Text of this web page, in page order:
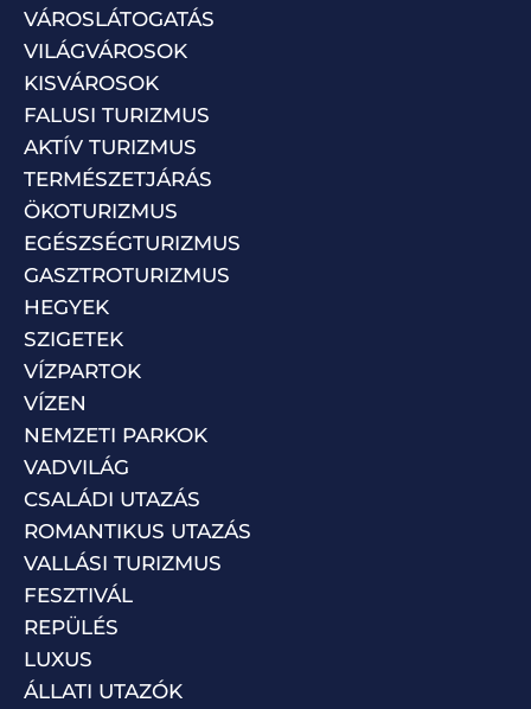
VÁROSLÁTOGATÁS
VILÁGVÁROSOK
KISVÁROSOK
FALUSI TURIZMUS
AKTÍV TURIZMUS
TERMÉSZETJÁRÁS
ÖKOTURIZMUS
EGÉSZSÉGTURIZMUS
GASZTROTURIZMUS
HEGYEK
SZIGETEK
VÍZPARTOK
VÍZEN
NEMZETI PARKOK
VADVILÁG
CSALÁDI UTAZÁS
ROMANTIKUS UTAZÁS
VALLÁSI TURIZMUS
FESZTIVÁL
REPÜLÉS
LUXUS
ÁLLATI UTAZÓK